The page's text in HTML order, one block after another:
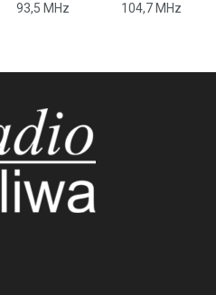
93,5 MHz 104,7 MHz